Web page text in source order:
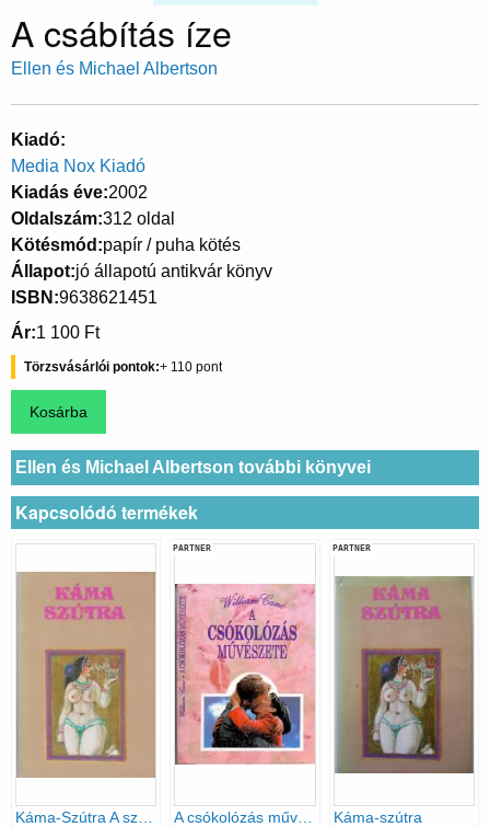
A csábítás íze
Ellen és Michael Albertson
Kiadó
Media Nox Kiadó
Kiadás éve 2002
Oldalszám 312 oldal
Kötésmód papír / puha kötés
Állapot jó állapotú antikvár könyv
ISBN 9638621451
Ár 1 100 Ft
Törzsvásárlói pontok 110
Ellen és Michael Albertson további könyvei
Kapcsolódó termékek
PARTNER PARTNER
Káma-szútra